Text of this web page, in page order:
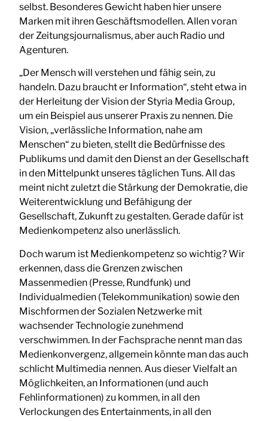
selbst. Besonderes Gewicht haben hier unsere
Marken mit ihren Geschäftsmodellen. Allen voran
der Zeitungsjournalismus, aber auch Radio und
Agenturen.
„Der Mensch will verstehen und fähig sein, zu
handeln. Dazu braucht er Information“, steht etwa in
der Herleitung der Vision der Styria Media Group,
um ein Beispiel aus unserer Praxis zu nennen. Die
Vision, „verlässliche Information, nahe am
Menschen“ zu bieten, stellt die Bedürfnisse des
Publikums und damit den Dienst an der Gesellschaft
in den Mittelpunkt unseres täglichen Tuns. All das
meint nicht zuletzt die Stärkung der Demokratie, die
Weiterentwicklung und Befähigung der
Gesellschaft, Zukunft zu gestalten. Gerade dafür ist
Medienkompetenz also unerlässlich.
Doch warum ist Medienkompetenz so wichtig? Wir
erkennen, dass die Grenzen zwischen
Massenmedien (Presse, Rundfunk) und
Individualmedien (Telekommunikation) sowie den
Mischformen der Sozialen Netzwerke mit
wachsender Technologie zunehmend
verschwimmen. In der Fachsprache nennt man das
Medienkonvergenz, allgemein könnte man das auch
schlicht Multimedia nennen. Aus dieser Vielfalt an
Möglichkeiten, an Informationen (und auch
Fehlinformationen) zu kommen, in all den
Verlockungen des Entertainments, in all den